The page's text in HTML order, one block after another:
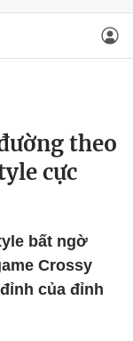
theo
cực
bất ngờ
Crossy
của đỉnh